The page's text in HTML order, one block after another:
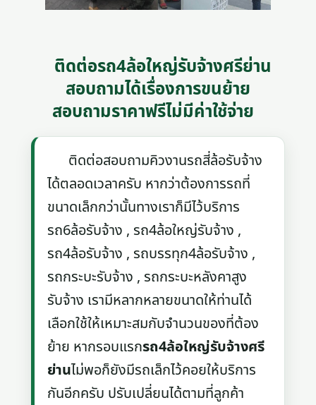
ติดต่อรถ4ล้อใหญ่รับจ้างศรีย่าน
สอบถามได้เรื่องการขนย้าย
สอบถามราคาฟรีไม่มีค่าใช้จ่าย
ติดต่อสอบถามคิวงานรถสี่ล้อรับจ้าง
ได้ตลอดเวลาครับ หากว่าต้องการรถที่
ขนาดเล็กกว่านั้นทางเราก็มีไว้บริการ
รถ6ล้อรับจ้าง , รถ4ล้อใหญ่รับจ้าง ,
รถ4ล้อรับจ้าง , รถบรรทุก4ล้อรับจ้าง ,
รถกระบะรับจ้าง , รถกระบะหลังคาสูง
รับจ้าง เรามีหลากหลายขนาดให้ท่านได้
เลือกใช้ให้เหมาะสมกับจำนวนของที่ต้อง
ย้าย หากรอบแรกรถ4ล้อใหญ่รับจ้างศรี
ย่านไม่พอก็ยังมีรถเล็กไว้คอยให้บริการ
กันอีกครับ ปรับเปลี่ยนได้ตามที่ลูกค้า